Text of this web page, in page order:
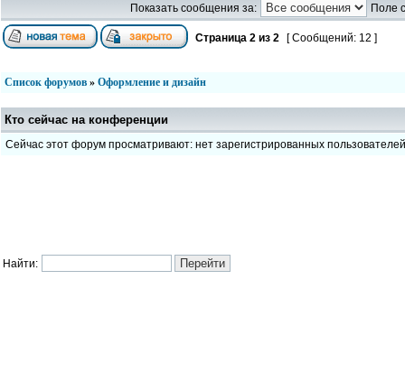
Показать сообщения за: Поле
Страница 2 из 2 [ Сообщений: 12 ]
Список форумов » Оформление и дизайн
Кто сейчас на конференции
Сейчас этот форум просматривают: нет зарегистрированных пользователей
Найти: